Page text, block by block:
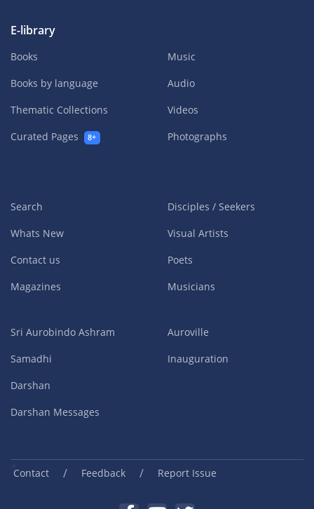
E-library
Books
Books by language
Thematic Collections
Curated Pages
8+
Music
Audio
Videos
Photographs
Search
Whats New
Contact us
Magazines
Disciples / Seekers
Visual Artists
Poets
Musicians
Sri Aurobindo Ashram
Samadhi
Darshan
Darshan Messages
Auroville
Inauguration
Contact / Feedback / Report Issue